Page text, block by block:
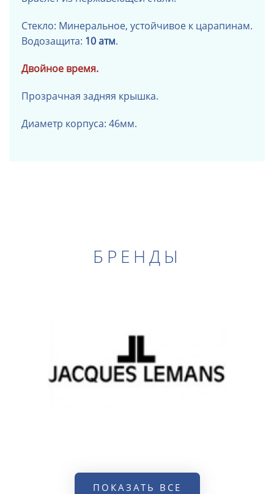
Стекло: Минеральное, устойчивое к царапинам.
Водозащита: 10 атм.
Двойное время.
Прозрачная задняя крышка.
Диаметр корпуса: 46мм.
БРЕНДЫ
ПОКАЗАТЬ ВСЕ